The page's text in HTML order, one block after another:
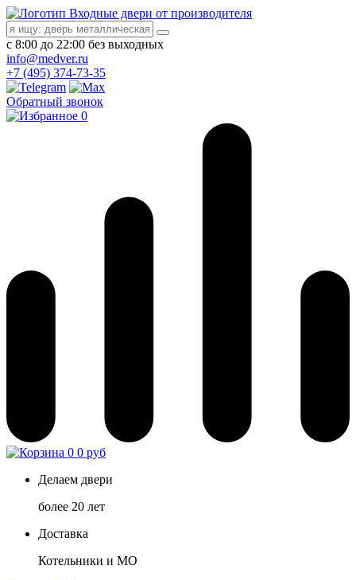
Входные двери от производителя
с 8:00 до 22:00 без выходных
info@medver.ru
+7 (495) 374-73-35
Обратный звонок
0
0 0 руб
Делаем двери
более 20 лет
Доставка
Котельники и МО